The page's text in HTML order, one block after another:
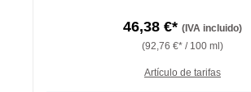
46,38 €* (IVA incluido)
(92,76 €* / 100 ml)
Artículo de tarifas